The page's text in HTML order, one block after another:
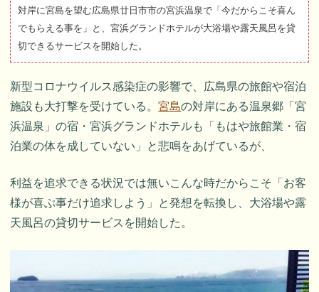
対岸に宮島を望む広島県廿日市市の宮浜温泉で「今だからこそ喜ん
でもらえる事を」と、宮浜グランドホテルが大浴場や露天風呂を貸
切できるサービスを開始した。
新型コロナウイルス感染症の影響で、広島県の旅館や宿泊
施設も大打撃を受けている。宮島の対岸にある温泉郷「宮
浜温泉」の宿・宮浜グランドホテルも「もはや旅館業・宿
泊業の体を成していない」と悲鳴をあげているが、
利益を追求できる状況では無いこんな時だからこそ「お客
様が喜ぶ事だけ追求しよう」と発想を転換し、大浴場や露
天風呂の貸切サービスを開始した。